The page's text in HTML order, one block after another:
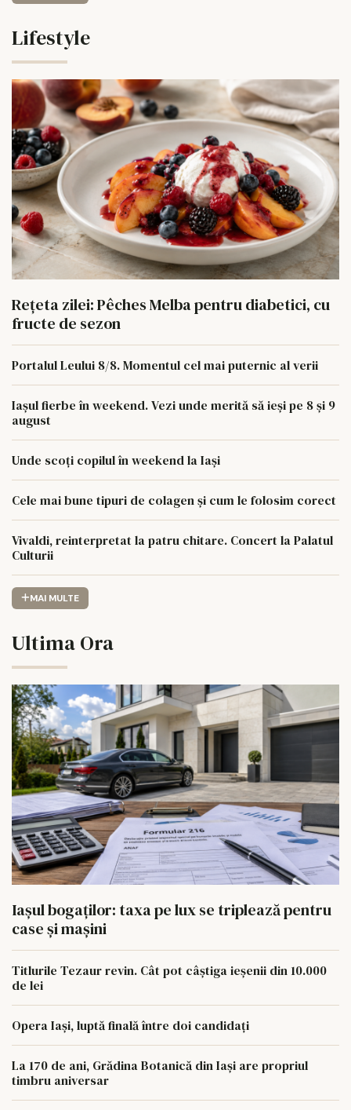
Lifestyle
Rețeta zilei: Pêches Melba pentru diabetici, cu
fructe de sezon
Portalul Leului 8/8. Momentul cel mai puternic al verii
Iașul fierbe în weekend. Vezi unde merită să ieși pe 8 și 9
august
Unde scoți copilul în weekend la Iași
Cele mai bune tipuri de colagen și cum le folosim corect
Vivaldi, reinterpretat la patru chitare. Concert la Palatul
Culturii
MAI MULTE
Ultima Ora
Iașul bogaților: taxa pe lux se triplează pentru
case și mașini
Titlurile Tezaur revin. Cât pot câștiga ieșenii din 10.000
de lei
Opera Iași, luptă finală între doi candidați
La 170 de ani, Grădina Botanică din Iași are propriul
timbru aniversar